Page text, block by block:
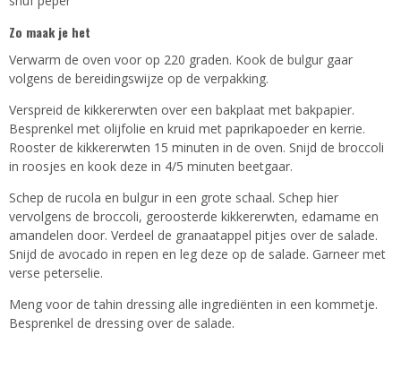
Zo maak je het
Verwarm de oven voor op 220 graden. Kook de bulgur gaar
volgens de bereidingswijze op de verpakking.
Verspreid de kikkererwten over een bakplaat met bakpapier.
Besprenkel met olijfolie en kruid met paprikapoeder en kerrie.
Rooster de kikkererwten 15 minuten in de oven. Snijd de broccoli
in roosjes en kook deze in 4/5 minuten beetgaar.
Schep de rucola en bulgur in een grote schaal. Schep hier
vervolgens de broccoli, geroosterde kikkererwten, edamame en
amandelen door. Verdeel de granaatappel pitjes over de salade.
Snijd de avocado in repen en leg deze op de salade. Garneer met
verse peterselie.
Meng voor de tahin dressing alle ingrediënten in een kommetje.
Besprenkel de dressing over de salade.